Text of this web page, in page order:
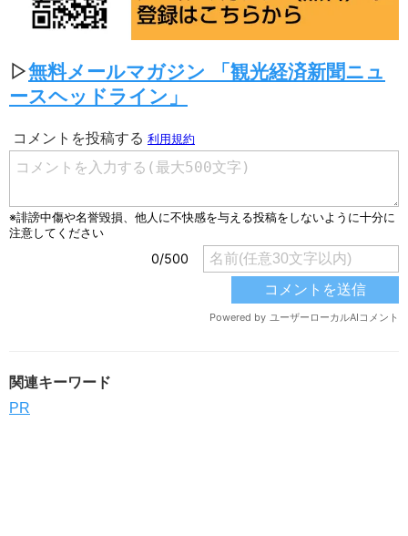
▷無料メールマガジン 「観光経済新聞ニュ
ースヘッドライン」
関連キーワード
PR